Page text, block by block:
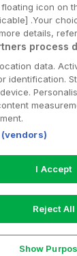
av
Coop
742 00
Coops
medlem/
icon on
.Your
details,
process
data.
identification.
I Accept
Reject All
Show